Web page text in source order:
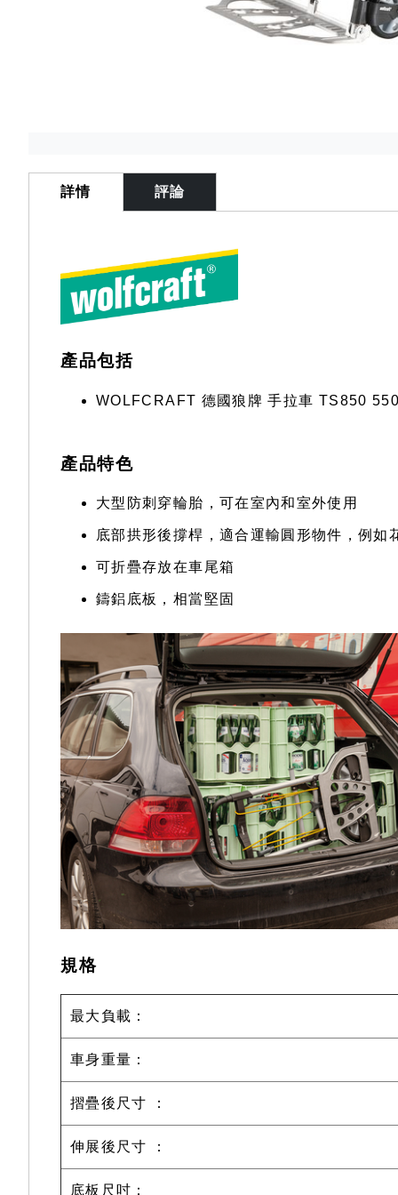
images
gallery
詳情
產品包括
WOLFCRAFT 德國狼牌 手拉車 TS850
產品特色
大型防刺穿輪胎，可在室內和室外使用
底部拱形後撐桿，適合運輸圓形物件，例如
可折疊存放在車尾箱
鑄鋁底板，相當堅固
規格
最大負載：
車身重量：
摺疊後尺寸 ：
伸展後尺寸 ：
底板尺吋：
評論